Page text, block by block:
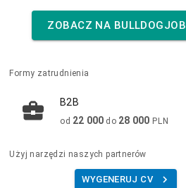
ZOBACZ NA BULLDOGJOB
Formy zatrudnienia
B2B
od 22 000 do 28 000 PLN
Użyj narzędzi naszych partnerów
WYGENERUJ CV